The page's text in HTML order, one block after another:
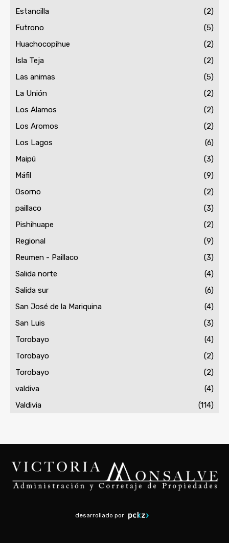
Estancilla
(2)
Futrono
(5)
Huachocopihue
(2)
Isla Teja
(2)
Las animas
(5)
La Unión
(2)
Los Alamos
(2)
Los Aromos
(2)
Los Lagos
(6)
Maipú
(3)
Máfil
(9)
Osorno
(2)
paillaco
(3)
Pishihuape
(2)
Regional
(9)
Reumen - Paillaco
(3)
Salida norte
(4)
Salida sur
(6)
San José de la Mariquina
(4)
San Luis
(3)
Torobayo
(4)
Torobayo
(2)
Torobayo
(2)
valdiva
(4)
Valdivia
(114)
desarrollado por